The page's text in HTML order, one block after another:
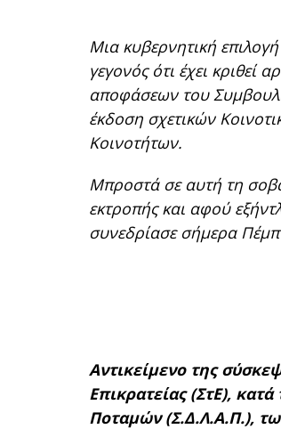
Μια κυβερνητική
γεγονός ότι έχει κριθεί
αποφάσεων του
έκδοση σχετικών
Κοινοτήτων.
Μπροστά σε αυτή τη
εκτροπής και αφού
συνεδρίασε σήμερα
Αντικείμενο της
Επικρατείας (ΣτΕ),
Ποταμών (Σ.Δ.Λ.Α.Π.),